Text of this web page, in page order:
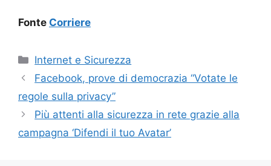
Fonte Corriere
Categorie
Internet e Sicurezza
Facebook, prove di democrazia “Votate le
regole sulla privacy”
Più attenti alla sicurezza in rete grazie alla
campagna ‘Difendi il tuo Avatar’